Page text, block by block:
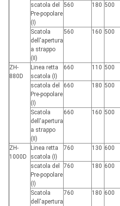
scatola del
Pre-popolare
(I)
560 180 500
Scatola
dell'apertura
a strappo
(II)
560 160 500
ZH-
880D
Linea retta
scatola (I)
660 110 500
scatola del
Pre-popolare
(I)
660 180 500
Scatola
dell'apertura
a strappo
(II)
660 160 500
ZH-
1000D
Linea retta
scatola (I)
760 130 600
scatola del
Pre-popolare
(I)
760 180 600
Scatola
dell'apertura
760 180 600